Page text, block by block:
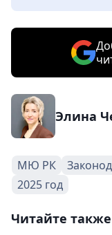
Элина
МЮ РК
2025 год
Читайте также